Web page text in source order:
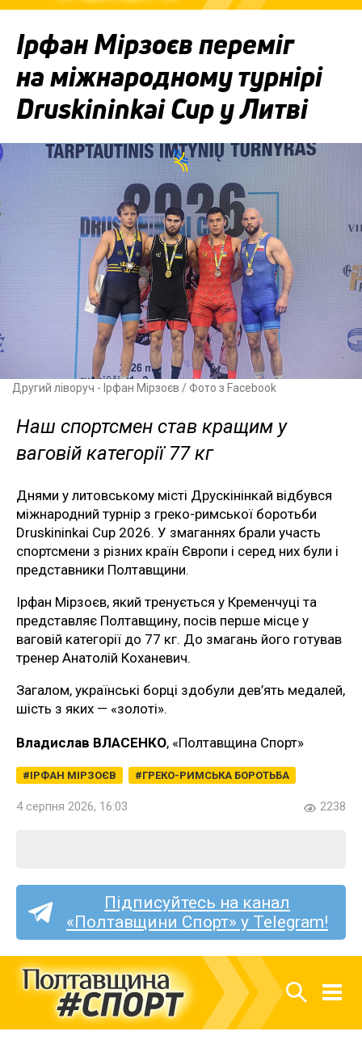
Ірфан Мірзоєв переміг
на міжнародному турнірі
Druskininkai Cup у Литві
Другий ліворуч - Ірфан Мірзоєв / Фото з Facebook
Наш спортсмен став кращим у
ваговій категорії 77 кг
Днями у литовському місті Друскінінкай відбувся
міжнародний турнір з греко-римської боротьби
Druskininkai Cup 2026. У змаганнях брали участь
спортсмени з різних країн Європи і серед них були і
представники Полтавщини.
Ірфан Мірзоєв, який тренується у Кременчуці та
представляє Полтавщину, посів перше місце у
ваговій категорії до 77 кг. До змагань його готував
тренер Анатолій Коханевич.
Загалом, українські борці здобули дев’ять медалей,
шість з яких — «золоті».
Владислав ВЛАСЕНКО, «Полтавщина Спорт»
ІРФАН МІРЗОЄВ ГРЕКО-РИМСЬКА БОРОТЬБА
4 серпня 2026, 16:03 2238
Підписуйтесь на канал
«Полтавщини Спорт» у Telegram!